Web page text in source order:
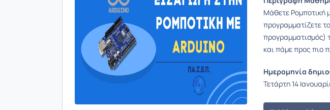
Μάθετε Ρομποτική
προγραμματίζετε
προγραμματισμός)
και πάμε προς πιο
Ημερομηνία
Τετάρτη 14